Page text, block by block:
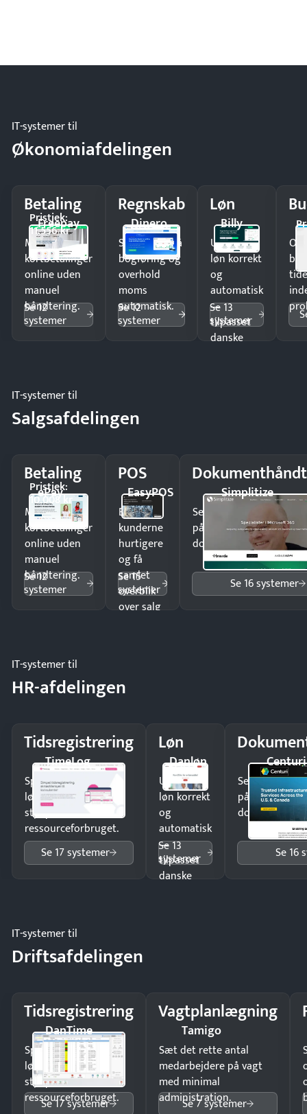
IT-systemer til
Økonomiafdelingen
Betaling
Freepay
Pristjek:
11.556 kr
Modtag
kortbetalinger
online uden
manuel
håndtering.
Se 12
systemer
Regnskab
Dinero
Spar timer på
bogføring og
overhold
moms
automatisk.
Se 12
systemer
Løn
Billy
Udbetal
løn korrekt
og
automatisk
—
tilpasset
danske
Se 13
systemer
IT-systemer til
Salgsafdelingen
Betaling
ePay
Pristjek:
10.008 kr
Modtag
kortbetalinger
online uden
manuel
håndtering.
Se 12
systemer
POS
EasyPOS
Ekspedér
kunderne
hurtigere
og få
samlet
overblik
over salg
Se 15
systemer
Simplitize
Send kontrakter til
på minutter og mist
dokumenter.
Se 16 systemer
IT-systemer til
HR-afdelingen
Tidsregistrering
TimeLog
Spar tid på
lønberegning og få
styr på
ressourceforbruget.
Se 17 systemer
Løn
Danløn
Udbetal
løn korrekt
og
automatisk
—
tilpasset
danske
Se 13
systemer
Centuri
Send
på minutter
dokumenter.
Se 16
IT-systemer til
Driftsafdelingen
Tidsregistrering
DanTime
Spar tid på
lønberegning og få
styr på
ressourceforbruget.
Se 17 systemer
Vagtplanlægning
Tamigo
Sæt det rette antal
medarbejdere på vagt
med minimal
administration.
Se 7 systemer